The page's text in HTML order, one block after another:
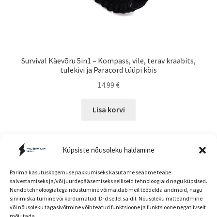
Küpsiste nõusoleku haldamine
Parima kasutuskogemuse pakkumiseks kasutame seadme teabe
salvestamiseks ja/või juurdepääsemiseks selliseid tehnoloogiaid nagu küpsised.
Nende tehnoloogiatega nõustumine võimaldab meil töödelda andmeid, nagu
sirvimiskäitumine või kordumatud ID-d sellel saidil. Nõusoleku mitteandmine
või nõusoleku tagasivõtmine võib teatud funktsioone ja funktsioone negatiivselt
Survival Käevõru 5in1 – Kompass, vile, terav kraabits,
tulekivi ja Paracord tüüpi köis
14.99 €
Lisa korvi
Müügitingimused